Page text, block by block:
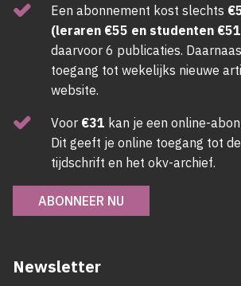
Een abonnement kost slechts
(leraren €55 en studenten
daarvoor 6 publicaties.
toegang tot wekelijks nieuwe
website.
Voor €31 kan je een online-
Dit geeft je online toegang tot
tijdschrift en het okv-archief.
ABONNEER NU
Newsletter